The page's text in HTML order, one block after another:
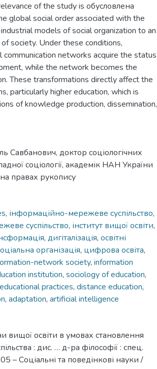
of the study is обусловлена
global social order associated with the
models of social organization to an
society. Under these conditions,
networks acquire the status
while the network becomes the
These transformations directly affect the
particularly higher education, which is
of knowledge production, dissemination,
Савбанович, доктор соціологічних
соціології, академік НАН України
правах рукопису
, інформаційно-мережеве суспільство,
суспільство, інститут вищої освіти,
, дигіталізація, освітні
організація, цифрова освіта,
network society, information
institution, sociology of education,
educational practices, distance education,
, adaptation, artificial intelligence
вищої освіти в умовах становлення
: дис. … д-ра філософії : спец.
– Соціальні та поведінкові науки /